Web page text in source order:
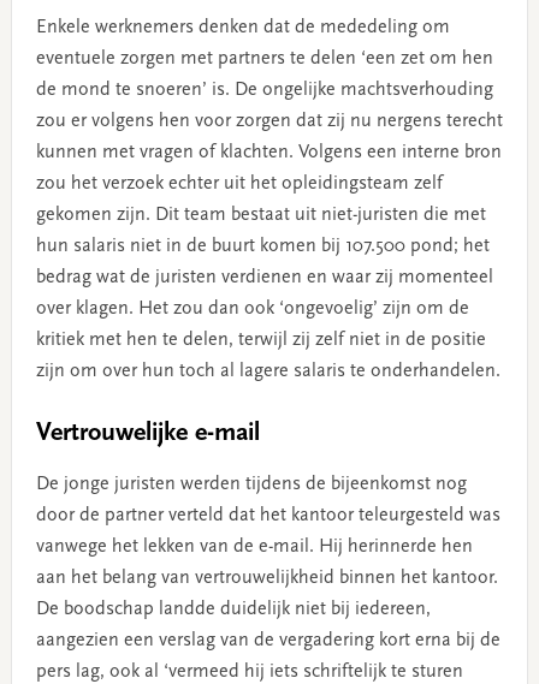
Enkele werknemers denken dat de mededeling om
eventuele zorgen met partners te delen ‘een zet om hen
de mond te snoeren’ is. De ongelijke machtsverhouding
zou er volgens hen voor zorgen dat zij nu nergens terecht
kunnen met vragen of klachten. Volgens een interne bron
zou het verzoek echter uit het opleidingsteam zelf
gekomen zijn. Dit team bestaat uit niet-juristen die met
hun salaris niet in de buurt komen bij 107.500 pond; het
bedrag wat de juristen verdienen en waar zij momenteel
over klagen. Het zou dan ook ‘ongevoelig’ zijn om de
kritiek met hen te delen, terwijl zij zelf niet in de positie
zijn om over hun toch al lagere salaris te onderhandelen.
Vertrouwelijke e-mail
De jonge juristen werden tijdens de bijeenkomst nog
door de partner verteld dat het kantoor teleurgesteld was
vanwege het lekken van de e-mail. Hij herinnerde hen
aan het belang van vertrouwelijkheid binnen het kantoor.
De boodschap landde duidelijk niet bij iedereen,
aangezien een verslag van de vergadering kort erna bij de
pers lag, ook al ‘vermeed hij iets schriftelijk te sturen